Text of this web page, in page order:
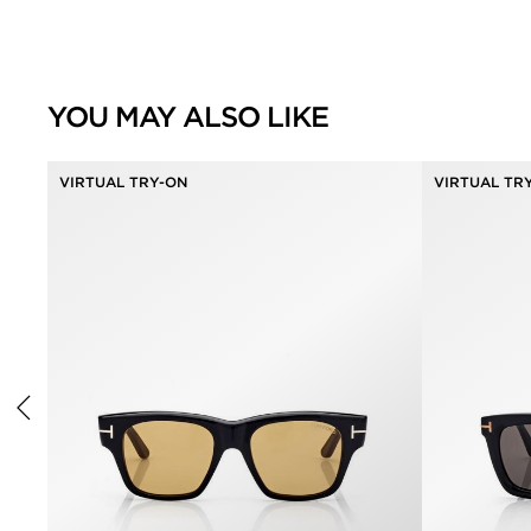
YOU MAY ALSO LIKE
VIRTUAL TRY-ON VIRTUAL